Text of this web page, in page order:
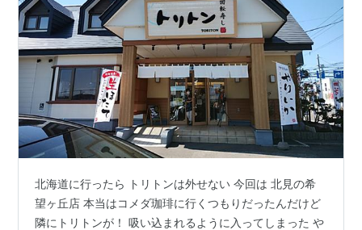
北海道に行ったら トリトンは外せない 今回は 北見の希
望ヶ丘店 本当はコメダ珈琲に行くつもりだったんだけど
隣にトリトンが！ 吸い込まれるように入ってしまった や